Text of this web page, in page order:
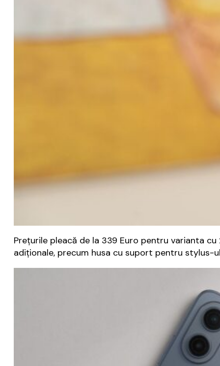
Prețurile pleacă de la 339 Euro pentru varianta
adiționale, precum husa cu suport pentru stylus-